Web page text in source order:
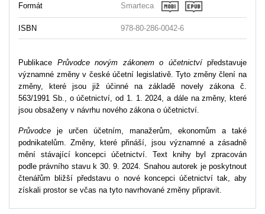
Formát Smarteca
ISBN 978-80-286-0042-6
Publikace Průvodce novým zákonem o účetnictvípředstavuje
významné změny v české účetní legislativě. Tyto změny člení na
změny, které jsou již účinné na základě novely zákona č.
563/1991 Sb., o účetnictví, od 1. 1. 2024, a dále na změny, které
jsou obsaženy v návrhu nového zákona o účetnictví.
Průvodce je určen účetním, manažerům, ekonomům a také
podnikatelům. Změny, které přináší, jsou významné a zásadně
mění stávající koncepci účetnictví. Text knihy byl zpracován
podle právního stavu k 30. 9. 2024. Snahou autorek je poskytnout
čtenářům bližší představu o nové koncepci účetnictví tak, aby
získali prostor se včas na tyto navrhované změny připravit.